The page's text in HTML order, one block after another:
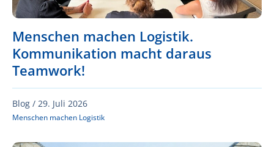
Menschen machen Logistik.
Kommunikation macht daraus
Teamwork!
Blog / 29. Juli 2026
Menschen machen Logistik